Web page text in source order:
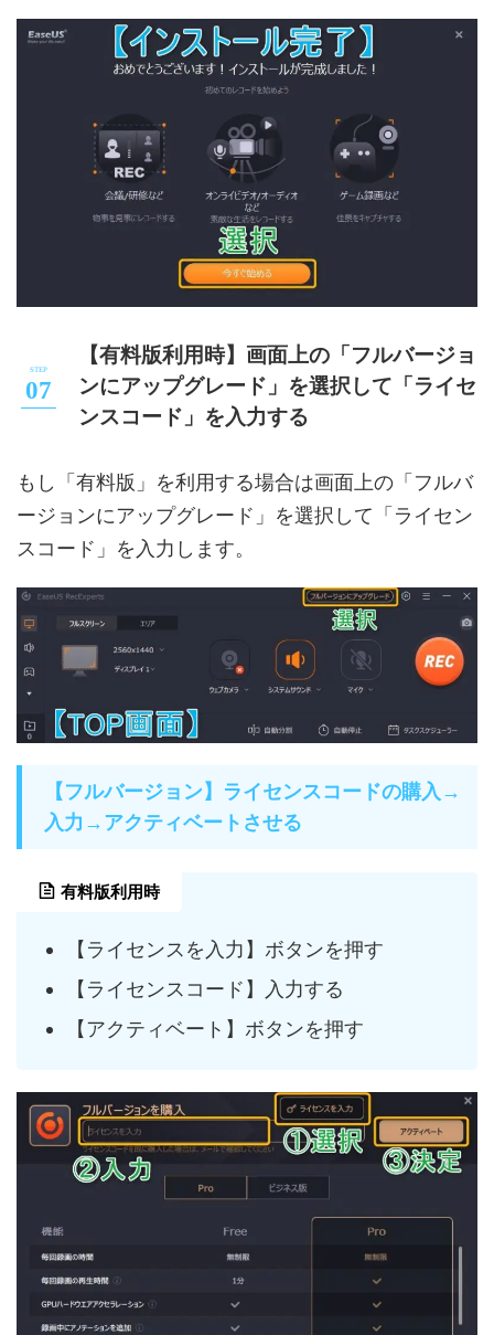
【有料版利用時】画面上の「フルバージョ
ンにアップグレード」を選択して「ライセ
ンスコード」を入力する
もし「有料版」を利用する場合は画面上の「フルバ
ージョンにアップグレード」を選択して「ライセン
スコード」を入力します。
【フルバージョン】ライセンスコードの購入→
入力→アクティベートさせる
有料版利用時
【ライセンスを入力】ボタンを押す
【ライセンスコード】入力する
【アクティベート】ボタンを押す